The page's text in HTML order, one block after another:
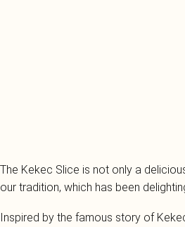
The Kekec Slice is not only a
our tradition, which has been
Inspired by the famous story of